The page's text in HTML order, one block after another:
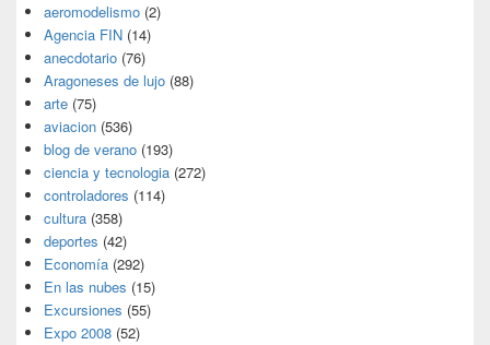
aeromodelismo (2)
Agencia FIN (14)
anecdotario (76)
Aragoneses de lujo (88)
arte (75)
aviacion (536)
blog de verano (193)
ciencia y tecnologia (272)
controladores (114)
cultura (358)
deportes (42)
Economía (292)
En las nubes (15)
Excursiones (55)
Expo 2008 (52)